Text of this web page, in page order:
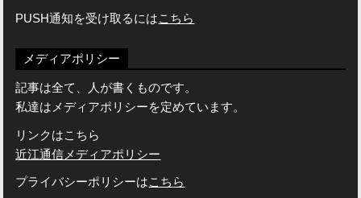
PUSH通知を受け取るにはこちら
メディアポリシー
記事は全て、人が書くものです。
私達はメディアポリシーを定めています。
リンクはこちら
近江通信メディアポリシー
プライバシーポリシーはこちら